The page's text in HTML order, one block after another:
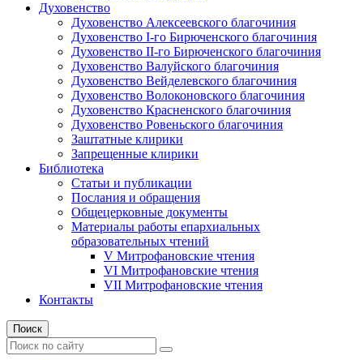
Духовенство
Духовенство Алексеевского благочиния
Духовенство I-го Бирюченского благочиния
Духовенство II-го Бирюченского благочиния
Духовенство Валуйского благочиния
Духовенство Вейделевского благочиния
Духовенство Волоконовского благочиния
Духовенство Красненского благочиния
Духовенство Ровеньского благочиния
Заштатные клирики
Запрещенные клирики
Библиотека
Статьи и публикации
Послания и обращения
Общецерковные документы
Материалы работы епархиальных
образовательных чтений
V Митрофановские чтения
VI Митрофановские чтения
VII Митрофановские чтения
Контакты
Поиск